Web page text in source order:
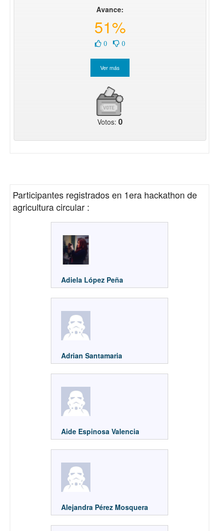
Avance:
51%
0 0
Votos: 0
Participantes registrados en 1era hackathon de
agricultura circular :
Adiela López Peña
Adrian Santamaria
Aide Espinosa Valencia
Alejandra Pérez Mosquera